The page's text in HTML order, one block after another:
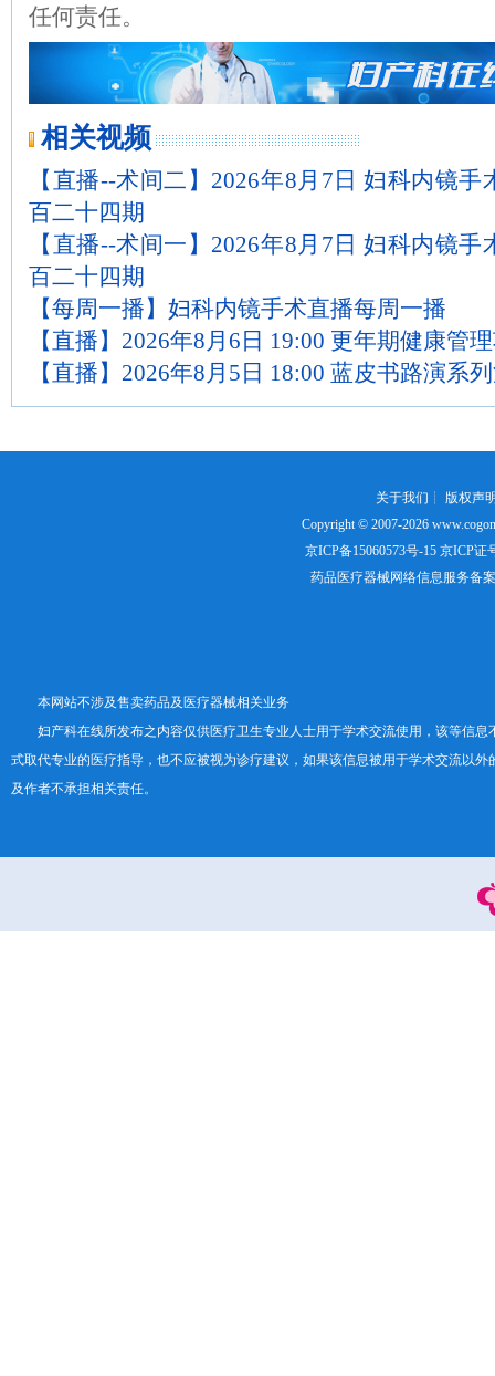
任何责任。
相关视频
【直播--术间二】2026年8月7日 妇科内镜
百二十四期
【直播--术间一】2026年8月7日 妇科内镜
百二十四期
【每周一播】妇科内镜手术直播每周一播
【直播】2026年8月6日 19:00 更年期健康管
【直播】2026年8月5日 18:00 蓝皮书路演系
关于我们 ┊ 版权声
Copyright © 2007-2026
京ICP备15060573号-15京ICP证
药品医疗器械网络信息服务备
本网站不涉及售卖药品及医疗器械相关业务
妇产科在线所发布之内容仅供医疗卫生专业人士用于学术交流使用，该等信息
式取代专业的医疗指导，也不应被视为诊疗建议，如果该信息被用于学术交流以外
及作者不承担相关责任。